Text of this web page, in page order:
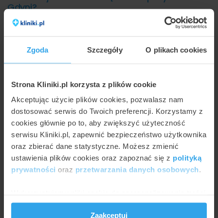
Zgoda Szczegóły O plikach cookies
Strona Kliniki.pl korzysta z plików cookie
Akceptując użycie plików cookies, pozwalasz nam
dostosować serwis do Twoich preferencji. Korzystamy z
cookies głównie po to, aby zwiększyć użyteczność
serwisu Kliniki.pl, zapewnić bezpieczeństwo użytkownika
oraz zbierać dane statystyczne. Możesz zmienić
ustawienia plików cookies oraz zapoznać się z polityką
prywatności oraz przetwarzania danych osobowych.
i reklam, aby oferować funkcje społecznościowe i
analizować ruch w naszej witrynie. Informacje o tym, jak
Zaakceptuj
Gdyni?
Poniższy wykres przedstawia wizualnie minimalne i
usługi odbudowa zęba kompozytem w gdyńskich
placówkach:
400 zł
525 zł
"DENTUS"
50
150
200
250
350
400
450
550